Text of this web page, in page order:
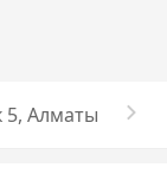
5, Алматы